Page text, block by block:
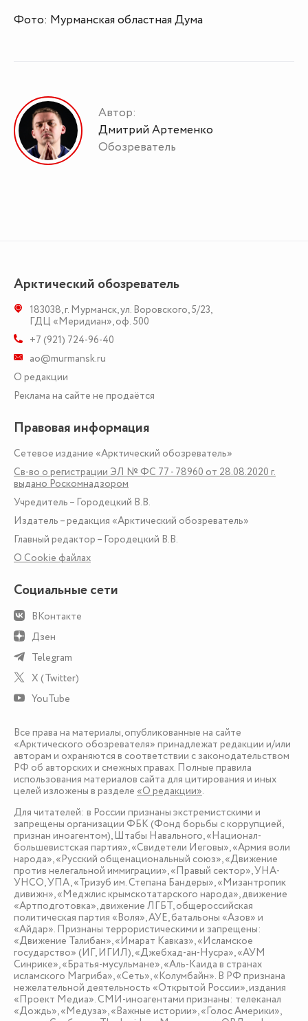
Фото: Мурманская областная Дума
Автор:
Дмитрий Артеменко
Обозреватель
Арктический обозреватель
183038,г. Мурманск,ул. Воровского, 5/23,
ГДЦ «Меридиан», оф. 500
+7 (921) 724-96-40
ao@murmansk.ru
О редакции
Реклама на сайте не продаётся
Правовая информация
Сетевое издание «Арктический обозреватель»
Св-во о регистрации ЭЛ № ФС 77 - 78960 от 28.08.2020 г.
выдано Роскомнадзором
Учредитель – Городецкий В.В.
Издатель – редакция «Арктический обозреватель»
Главный редактор – Городецкий В.В.
О Сookie файлах
Социальные сети
ВКонтакте
Дзен
Telegram
X (Twitter)
YouTube
Все права на материалы, опубликованные на сайте
«Арктического обозревателя» принадлежат редакции и/или
авторам и охраняются в соответствии с законодательством
РФ об авторских и смежных правах. Полные правила
использования материалов сайта для цитирования и иных
целей изложены в разделе «О редакции».
Для читателей: в России признаны экстремистскими и
запрещены организации ФБК (Фонд борьбы с коррупцией,
признан иноагентом), Штабы Навального, «Национал-
большевистская партия», «Свидетели Иеговы», «Армия воли
народа», «Русский общенациональный союз», «Движение
против нелегальной иммиграции», «Правый сектор», УНА-
УНСО, УПА, «Тризуб им. Степана Бандеры», «Мизантропик
дивижн», «Меджлис крымскотатарского народа», движение
«Артподготовка», движение ЛГБТ, общероссийская
политическая партия «Воля», АУЕ, батальоны «Азов» и
«Айдар». Признаны террористическими и запрещены:
«Движение Талибан», «Имарат Кавказ», «Исламское
государство» (ИГ, ИГИЛ), «Джебхад-ан-Нусра», «АУМ
Синрике», «Братья-мусульмане», «Аль-Каида в странах
исламского Магриба», «Сеть», «Колумбайн». В РФ признана
нежелательной деятельность «Открытой России», издания
«Проект Медиа». СМИ-иноагентами признаны: телеканал
«Дождь», «Медуза», «Важные истории», «Голос Америки»,